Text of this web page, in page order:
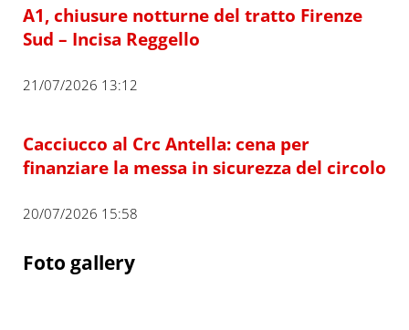
A1, chiusure notturne del tratto Firenze
Sud – Incisa Reggello
21/07/2026 13:12
Cacciucco al Crc Antella: cena per
finanziare la messa in sicurezza del circolo
20/07/2026 15:58
Foto gallery